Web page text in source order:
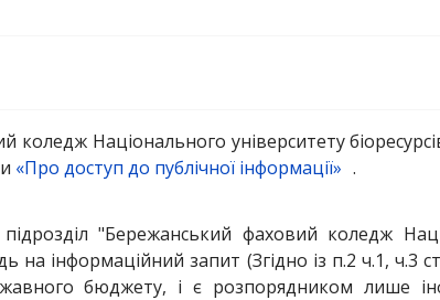
Національного університету
«Про доступ до публічної інформації» .
"Бережанський фаховий коледж
на інформаційний запит (Згідно із п.2 ч.1, ч.3
бюджету, і є розпорядником лише